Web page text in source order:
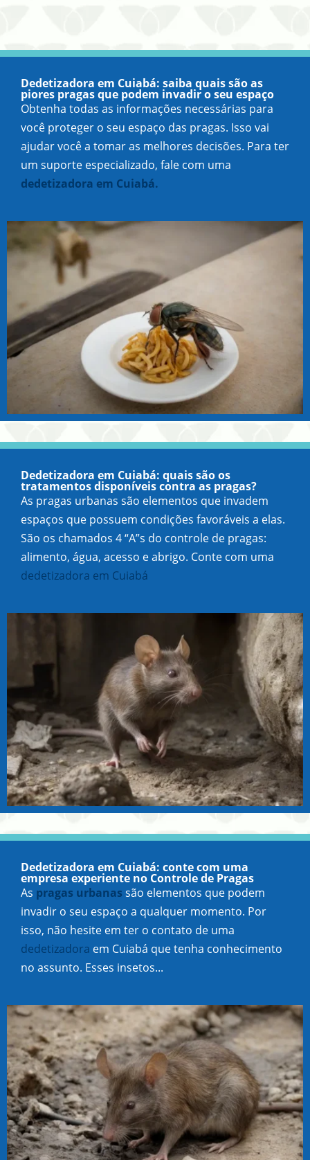
Dedetizadora em Cuiabá: saiba quais são as
piores pragas que podem invadir o seu espaço
Obtenha todas as informações necessárias para
você proteger o seu espaço das pragas. Isso vai
ajudar você a tomar as melhores decisões. Para ter
um suporte especializado, fale com uma
dedetizadora em Cuiabá.
Dedetizadora em Cuiabá: quais são os
tratamentos disponíveis contra as pragas?
As pragas urbanas são elementos que invadem
espaços que possuem condições favoráveis a elas.
São os chamados 4 “A”s do controle de pragas:
alimento, água, acesso e abrigo. Conte com uma
dedetizadora em Cuiabá
Dedetizadora em Cuiabá: conte com uma
empresa experiente no Controle de Pragas
As pragas urbanas são elementos que podem
invadir o seu espaço a qualquer momento. Por
isso, não hesite em ter o contato de uma
dedetizadora em Cuiabá que tenha conhecimento
no assunto. Esses insetos...